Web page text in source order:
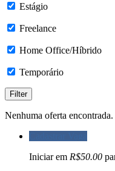
Estágio
Freelance
Home Office/Híbrido
Temporário
Nenhuma oferta encontrada.
Iniciar em R$50.00